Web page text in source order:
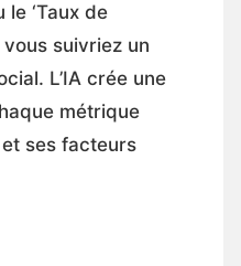
le ‘Taux de
vous suivriez un
L’IA crée une
métrique
ses facteurs